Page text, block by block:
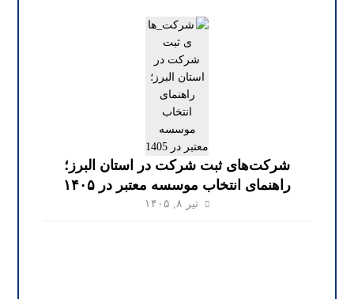
شرکت‌های ثبت شرکت در استان البرز؛
راهنمای انتخاب موسسه معتبر در ۱۴۰۵
تیر ۸, ۱۴۰۵